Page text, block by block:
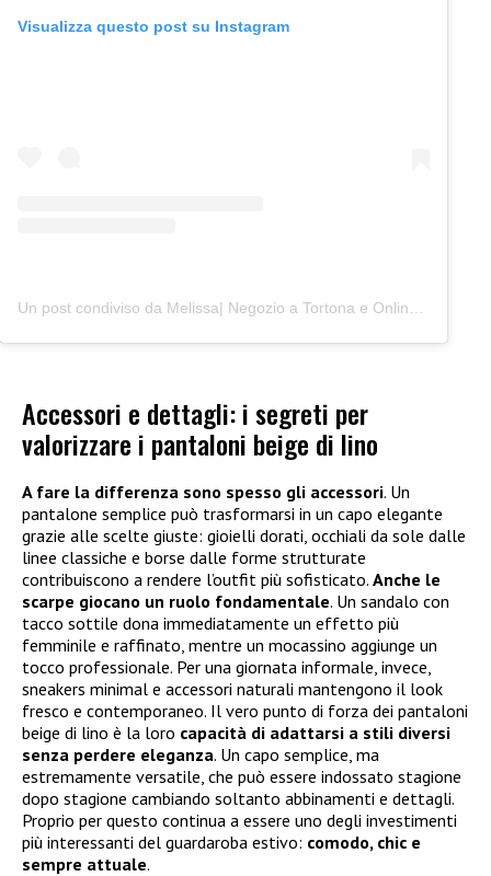
Visualizza questo post su Instagram
Accessori e dettagli: i segreti per
valorizzare i pantaloni beige di lino
A fare la differenza sono spesso gli accessori. Un
pantalone semplice può trasformarsi in un capo elegante
grazie alle scelte giuste: gioielli dorati, occhiali da sole dalle
linee classiche e borse dalle forme strutturate
contribuiscono a rendere l’outfit più sofisticato. Anche le
scarpe giocano un ruolo fondamentale. Un sandalo con
tacco sottile dona immediatamente un effetto più
femminile e raffinato, mentre un mocassino aggiunge un
tocco professionale. Per una giornata informale, invece,
sneakers minimal e accessori naturali mantengono il look
fresco e contemporaneo. Il vero punto di forza dei pantaloni
beige di lino è la loro capacità di adattarsi a stili diversi
senza perdere eleganza. Un capo semplice, ma
estremamente versatile, che può essere indossato stagione
dopo stagione cambiando soltanto abbinamenti e dettagli.
Proprio per questo continua a essere uno degli investimenti
più interessanti del guardaroba estivo: comodo, chic e
sempre attuale.